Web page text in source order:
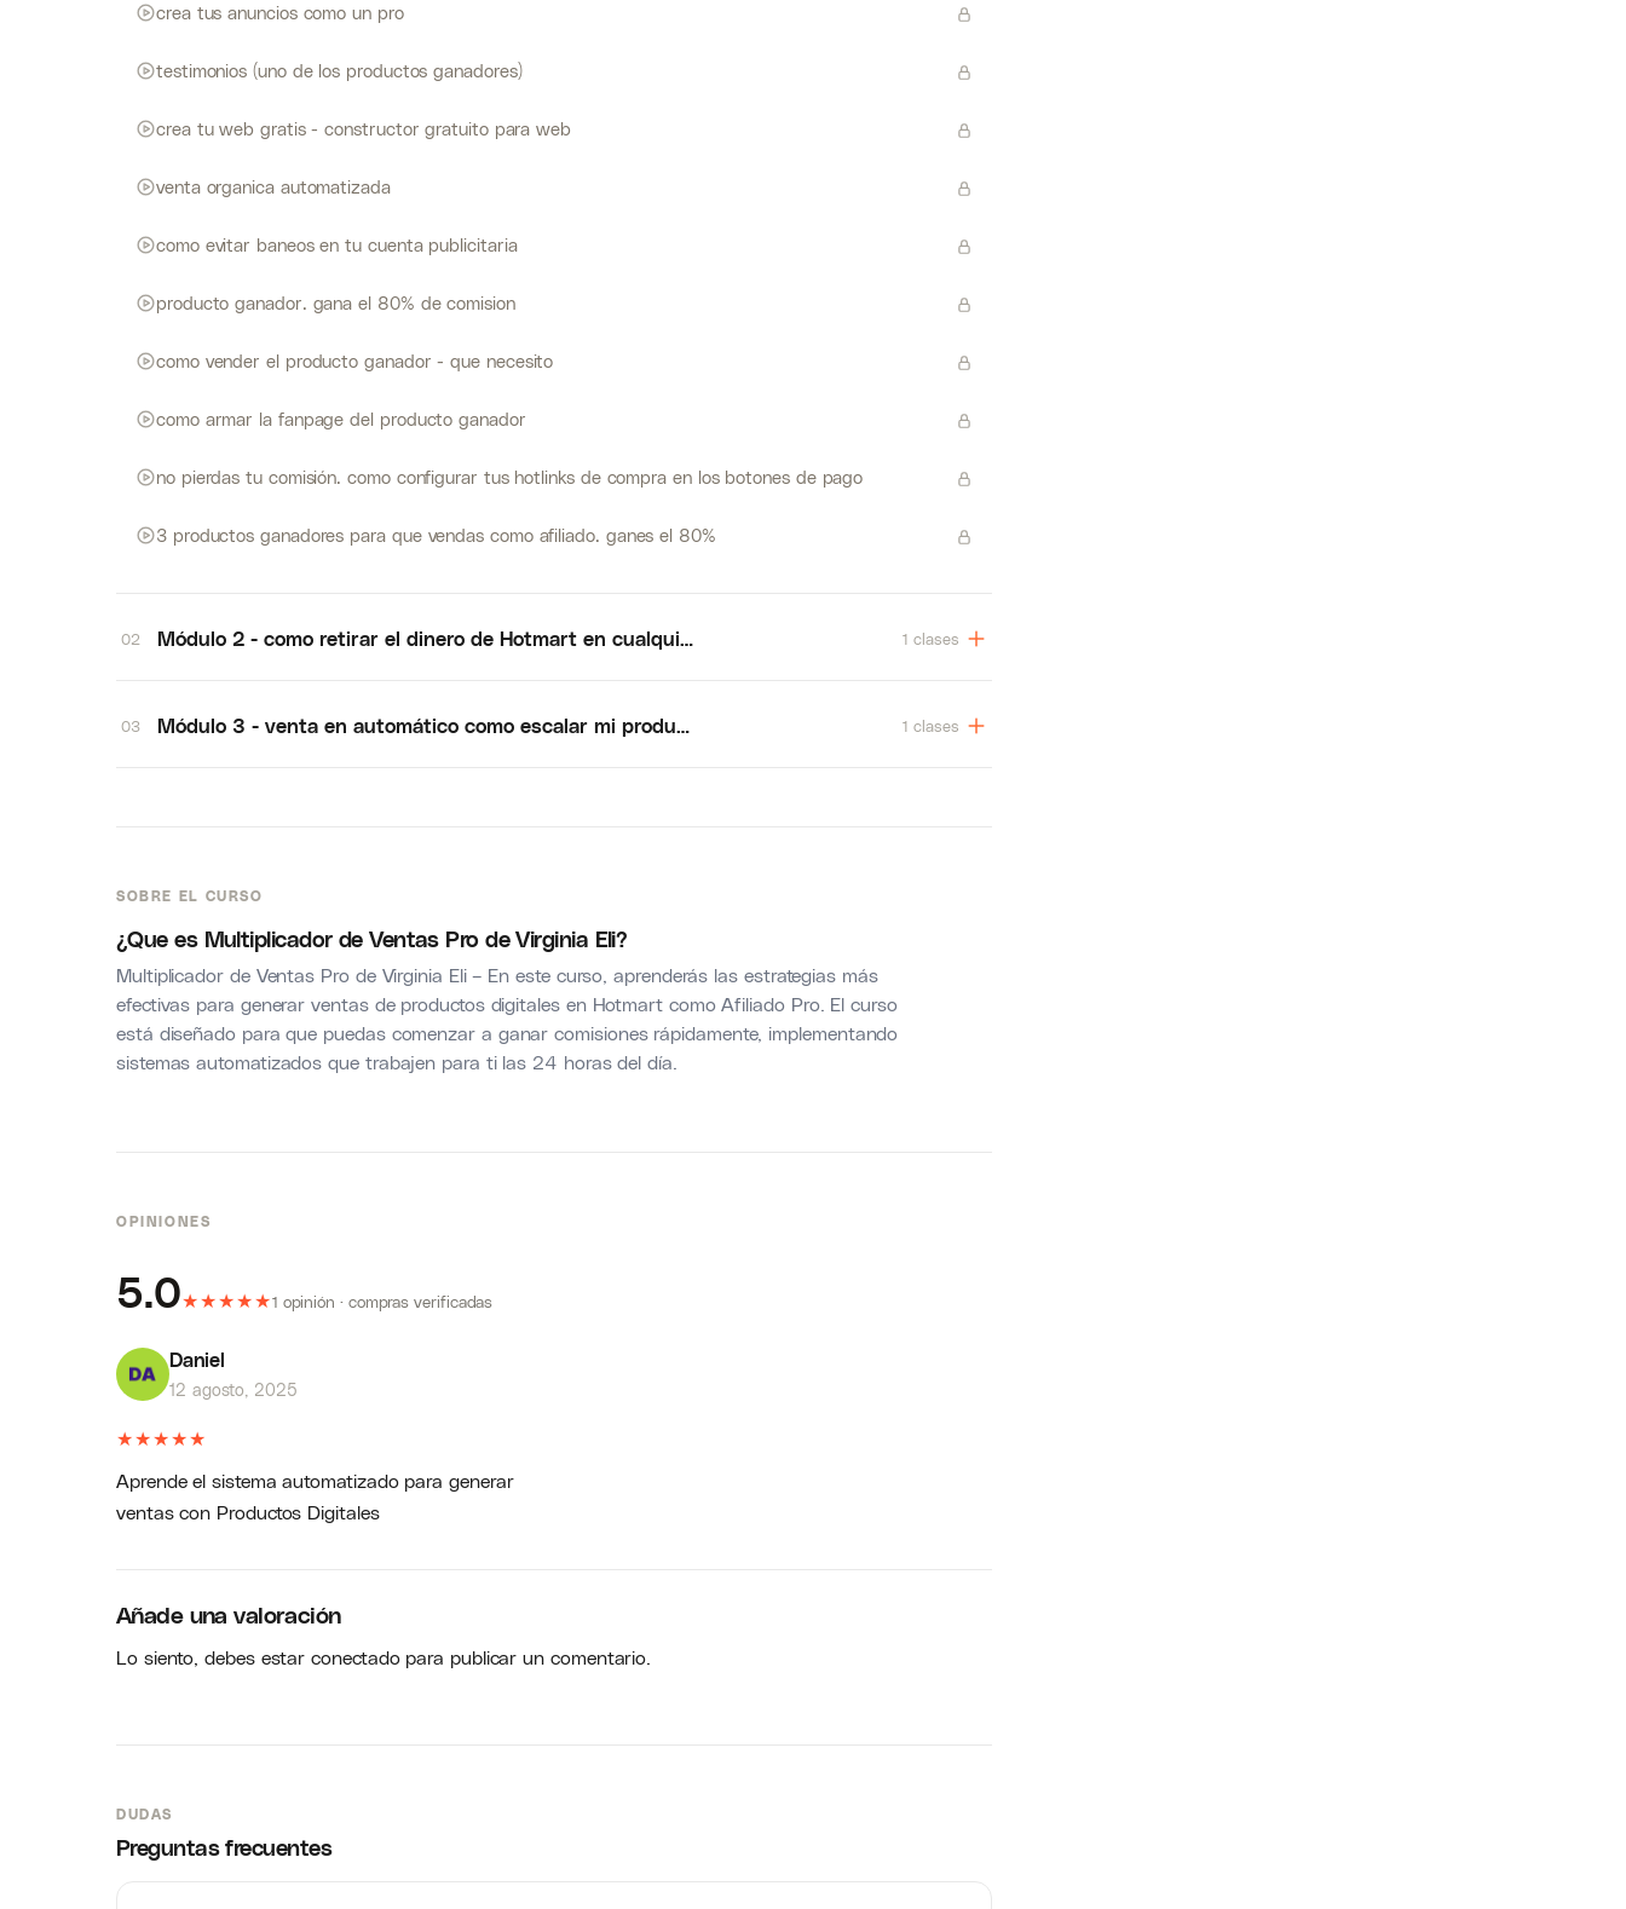
SOBRE EL CURSO
¿Que es Multiplicador de Ventas Pro de Virginia Eli?
Multiplicador de Ventas Pro de Virginia Eli – En este curso, aprenderás las estrategias más
efectivas para generar ventas de productos digitales en Hotmart como Afiliado Pro. El curso
está diseñado para que puedas comenzar a ganar comisiones rápidamente, implementando
sistemas automatizados que trabajen para ti las 24 horas del día.
crea tus anuncios como un pro
testimonios (uno de los productos ganadores)
crea tu web gratis - constructor gratuito para web
venta organica automatizada
como evitar baneos en tu cuenta publicitaria
producto ganador. gana el 80% de comision
como vender el producto ganador - que necesito
como armar la fanpage del producto ganador
no pierdas tu comisión. como configurar tus hotlinks de compra en los botones de pago
3 productos ganadores para que vendas como afiliado. ganes el 80%
02 Módulo 2 - como retirar el dinero de Hotmart en cualquier país 1 clases
03 Módulo 3 - venta en automático como escalar mi producto para que todos los días me lleguen ventas
1 clases
OPINIONES
5.0★★★★★1 opinión · compras verificadas
Daniel
12 agosto, 2025
★★★★★
Aprende el sistema automatizado para generar
ventas con Productos Digitales
Añade una valoración
Lo siento, debes estarconectadopara publicar un comentario.
DUDAS
Preguntas frecuentes